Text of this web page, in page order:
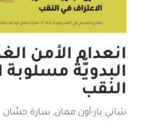
انعدام الأمن
البدويّّة مسلوبة
النقب
شاني بار-أون ممان, سارة حسّّان